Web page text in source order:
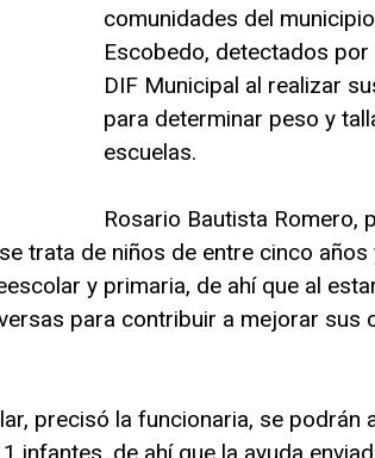
comunidades del
Escobedo, detectados
DIF Municipal al realizar
para determinar peso y
escuelas.
Rosario Bautista Romero,
trata de niños de entre cinco
y primaria, de ahí que al
para contribuir a mejorar sus
precisó la funcionaria, se podrán